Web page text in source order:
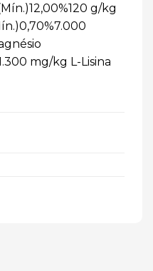
g/kg
mg/kg L-Lisina